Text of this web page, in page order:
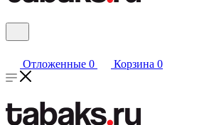
Отложенные 0 Корзина 0